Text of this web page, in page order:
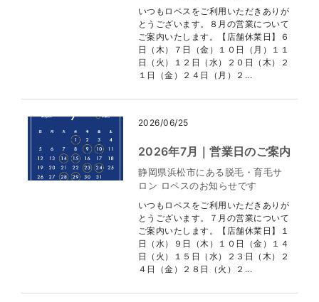
いつもロペスをご利用いただきありが
とうございます。８月の営業について
ご案内いたします。【店舗休業日】６
日（木）７日（金）１０日（月）１１
日（火）１２日（水）２０日（木）２
１日（金）２４日（月）２...
2026/06/25
2026年7月｜営業日のご案内
静岡県浜松市にある脱毛・育毛サ
ロン ロペスのお知らせです
いつもロペスをご利用いただきありが
とうございます。７月の営業について
ご案内いたします。【店舗休業日】１
日（水）９日（木）１０日（金）１４
日（火）１５日（水）２３日（木）２
４日（金）２８日（火）２...